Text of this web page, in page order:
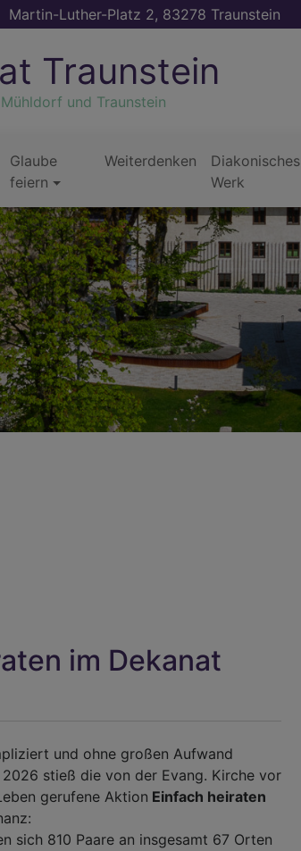
Martin-Luther-Platz 2, 83278 Traunstein
Traunstein
und Traunstein
Glaube
feiern
Weiterdenken
Diakonisches
Werk
im Dekanat
und ohne großen Aufwand
2026 stieß die von der Evang. Kirche vor
gerufene Aktion Einfach heiraten
sich 810 Paare an insgesamt 67 Orten